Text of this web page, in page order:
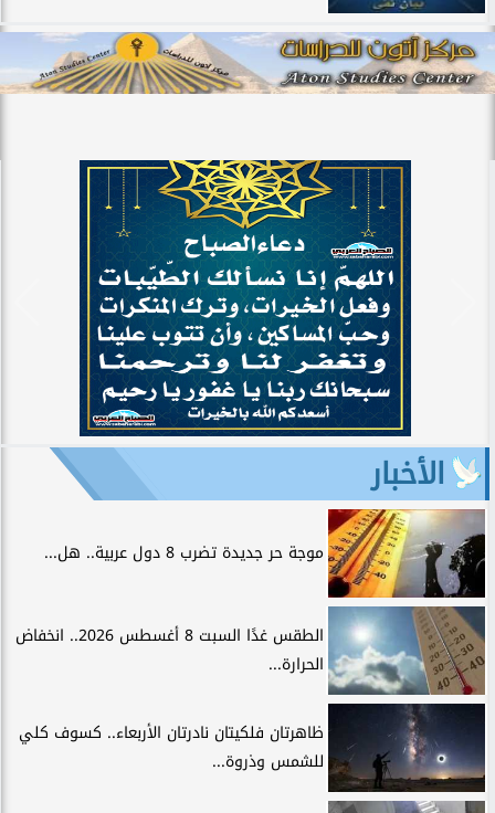
الأخبار
موجة حر جديدة تضرب 8 دول عربية.. هل...
الطقس غدًا السبت 8 أغسطس 2026.. انخفاض
الحرارة...
ظاهرتان فلكيتان نادرتان الأربعاء.. كسوف كلي
للشمس وذروة...